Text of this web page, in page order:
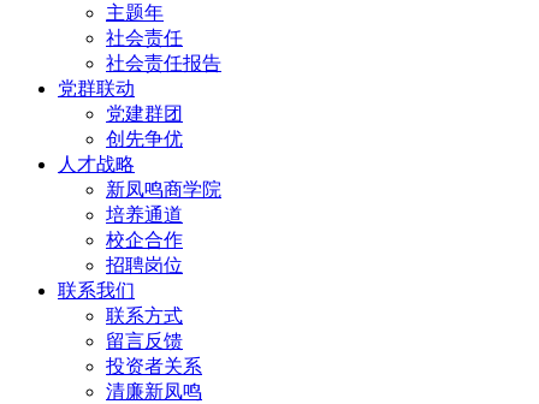
主题年
社会责任
社会责任报告
党群联动
党建群团
创先争优
人才战略
新凤鸣商学院
培养通道
校企合作
招聘岗位
联系我们
联系方式
留言反馈
投资者关系
清廉新凤鸣